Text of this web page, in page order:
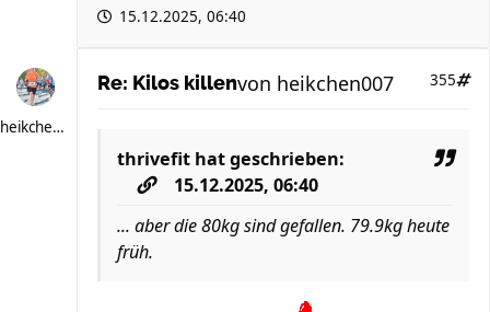
15.12.2025, 06:40
heikchen007
Re: Kilos killen 355
von heikchen007
thrivefit hat geschrieben:
15.12.2025, 06:40
... aber die 80kg sind gefallen. 79.9kg heute
früh.